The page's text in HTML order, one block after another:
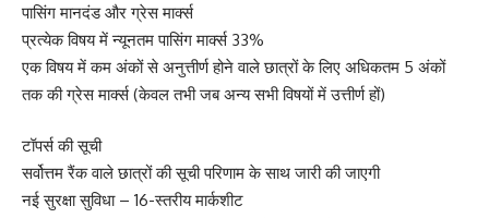
पासिंग मानदंड और ग्रेस मार्क्स
प्रत्येक विषय में न्यूनतम पासिंग मार्क्स 33%
एक विषय में कम अंकों से अनुत्तीर्ण होने वाले छात्रों के लिए अधिकतम 5 अंकों
तक की ग्रेस मार्क्स (केवल तभी जब अन्य सभी विषयों में उत्तीर्ण हों)
टॉपर्स की सूची
सर्वोत्तम रैंक वाले छात्रों की सूची परिणाम के साथ जारी की जाएगी
नई सुरक्षा सुविधा – 16-स्तरीय मार्कशीट